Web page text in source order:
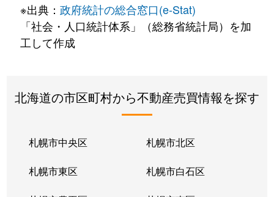
※出典： 政府統計の総合窓口(e-Stat)
「社会・人口統計体系」（総務省統計局）を加
工して作成
北海道の市区町村から不動産売買情報を探す
札幌市中央区 札幌市北区
札幌市東区 札幌市白石区